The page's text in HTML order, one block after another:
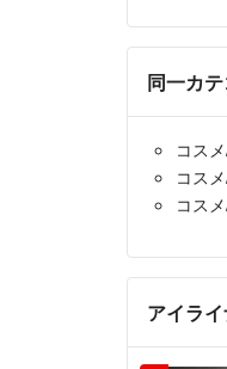
同一カ
コス
コス
コス
アイラ